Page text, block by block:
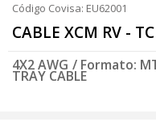
Código Covisa: EU62001
CABLE XCM RV - TC
4X2 AWG / Formato:
TRAY CABLE